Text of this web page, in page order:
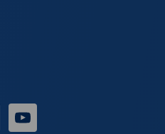
RUTUBE